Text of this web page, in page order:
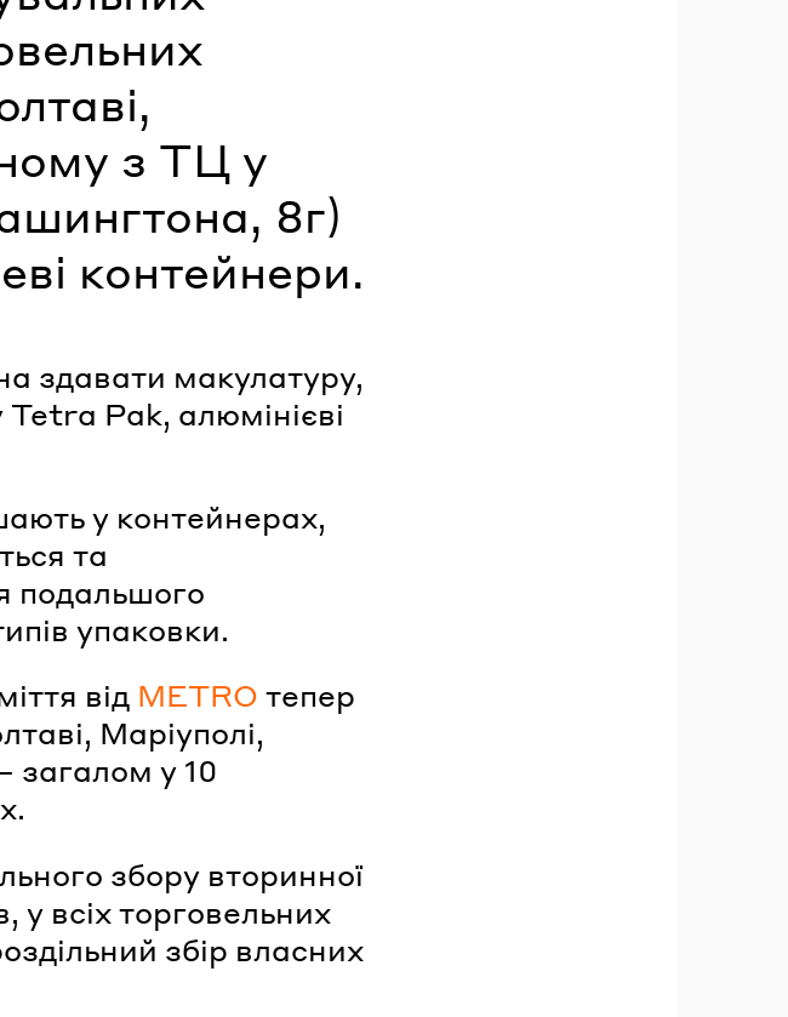
з ТЦ у
8г)
контейнери.
здавати макулатуру,
Pak, алюмінієві
у контейнерах,
та
подальшого
упаковки.
від МЕТRО тепер
Маріуполі,
загалом у 10
збору вторинної
у всіх торговельних
збір власних